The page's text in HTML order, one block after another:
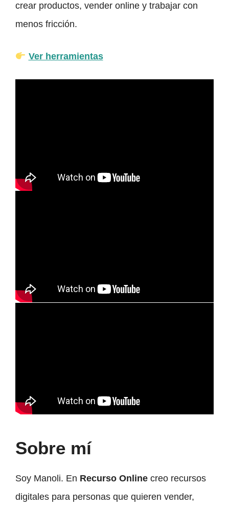
crear productos, vender online y trabajar con
menos fricción.
Ver herramientas
Sobre mí
Soy Manoli. En Recurso Online creo recursos
digitales para personas que quieren vender,